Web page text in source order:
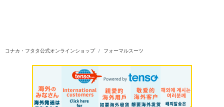
コナカ・フタタ公式オンラインショップ フォーマルスーツ